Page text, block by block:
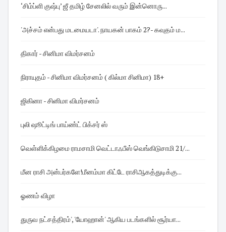
‘சிம்ப்ளி குஷ்பு’ ஜீ தமிழ் சேனலில் வரும் இன்னொரு...
'அச்சம் என்பது மடமையடா'. நாயகன் பாகம் 2?- கவுதம் ம...
திகார் - சினிமா விமர்சனம்
நிராயுதம் - சினிமா விமர்சனம் ( கில்மா சினிமா) 18+
ஜிகினா - சினிமா விமர்சனம்
புலி ஷூட்டிங் பாய்ண்ட் பிக்சர் ஸ்
வெள்ளிக்கிழமை ராமசாமி வெட்டாஃபீஸ் வெங்கிடுசாமி 21/...
மீன ராசி அன்பர்களே!மீனம்மா கிட்டே ராசிஆகத்துடிக்கு...
ஓணம் விழா
துருவ நட்சத்திரம்', 'யோஹான்' ஆகிய படங்களில் சூர்யா...